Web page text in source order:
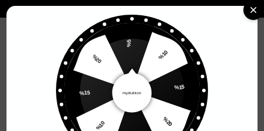
Kadın Giyim Kadın Üst Giyim Kadın Bodysuit
Kadın Bodysuit
Sıralama
%5
%10
%15
%20
%10
%15
%20